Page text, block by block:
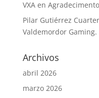
VXAen
Pilar Gutiérrez
Valdemordor Gaming.
Archivos
abril 2026
marzo 2026